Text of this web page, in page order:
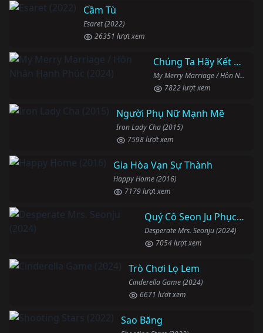
Cầm Tù
Esaret (2022)
26351 lượt xem
Chúng Ta Hãy Kết Hôn Nhé
My Merry Marriage / Hôn Nhân Hạnh Phúc (2024)
7822 lượt xem
Người Phụ Nữ Mạnh Mẽ
Iron Lady Cha (2015)
7598 lượt xem
Gia Hòa Vạn Sự Thành
Happy Home (2016)
7179 lượt xem
Quý Cô Seon Ju Phục Thù
Desperate Mrs. Seonju (2024)
7054 lượt xem
Trò Chơi Lọ Lem
Cinderella Game (2024)
6671 lượt xem
Sao Băng